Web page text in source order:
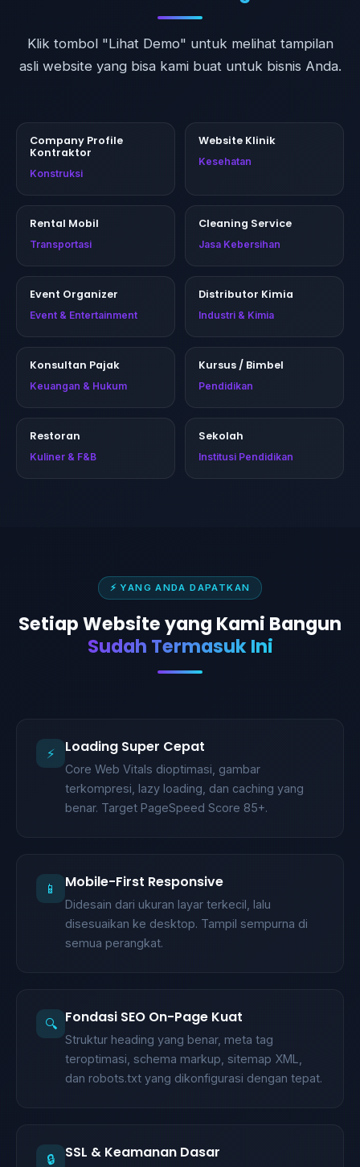
Klik tombol "Lihat Demo" untuk melihat tampilan
asli website yang bisa kami buat untuk bisnis Anda.
Company Profile
Kontraktor
Konstruksi
Website Klinik
Kesehatan
Rental Mobil
Transportasi
Cleaning Service
Jasa Kebersihan
Event Organizer
Event & Entertainment
Distributor Kimia
Industri & Kimia
Konsultan Pajak
Keuangan & Hukum
Kursus / Bimbel
Pendidikan
Restoran
Kuliner & F&B
Sekolah
Institusi Pendidikan
⚡ YANG ANDA DAPATKAN
Setiap Website yang Kami Bangun
Sudah Termasuk Ini
⚡ Loading Super Cepat
Core Web Vitals dioptimasi, gambar
terkompresi, lazy loading, dan caching yang
benar. Target PageSpeed Score 85+.
📱 Mobile-First Responsive
Didesain dari ukuran layar terkecil, lalu
disesuaikan ke desktop. Tampil sempurna di
semua perangkat.
🔍 Fondasi SEO On-Page Kuat
Struktur heading yang benar, meta tag
teroptimasi, schema markup, sitemap XML,
dan robots.txt yang dikonfigurasi dengan tepat.
🔒 SSL & Keamanan Dasar